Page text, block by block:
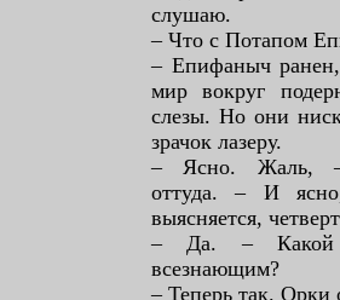
слушаю.
– Что с Потапом
– Епифаныч
мир вокруг
слезы. Но они
зрачок лазеру.
– Ясно. Жаль, –
оттуда. – И
выясняется,
– Да. – Какой
всезнающим?
– Теперь так.